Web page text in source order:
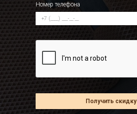
Номер телефона
Получить скидку